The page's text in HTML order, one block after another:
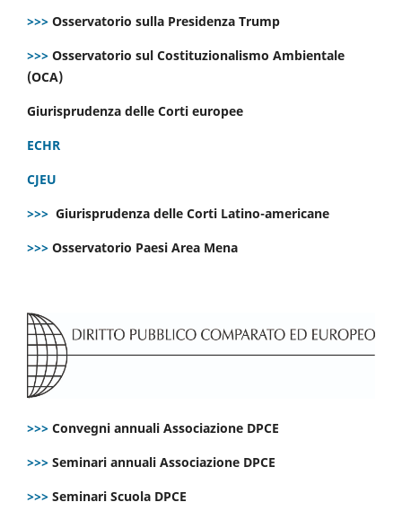
>>> Osservatorio sulla Presidenza Trump
>>> Osservatorio sul Costituzionalismo Ambientale
(OCA)
Giurisprudenza delle Corti europee
ECHR
CJEU
>>> Giurisprudenza delle Corti Latino-americane
>>> Osservatorio Paesi Area Mena
>>> Convegni annuali Associazione DPCE
>>> Seminari annuali Associazione DPCE
>>> Seminari Scuola DPCE